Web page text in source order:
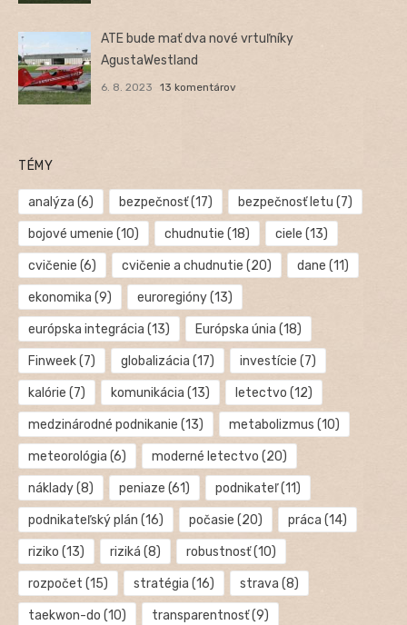
ATE bude mať dva nové vrtuľníky
AgustaWestland
6. 8. 2023 13 komentárov
TÉMY
analýza (6) bezpečnosť(17) bezpečnosť letu (7)
bojové umenie (10) chudnutie (18) ciele (13)
cvičenie (6) cvičenie a chudnutie (20) dane (11)
ekonomika (9) euroregióny(13)
európska integrácia (13) Európska únia (18)
Finweek(7) globalizácia (17) investície (7)
kalórie (7) komunikácia (13) letectvo (12)
medzinárodné podnikanie (13) metabolizmus (10)
meteorológia (6) moderné letectvo (20)
náklady(8) peniaze (61) podnikateľ(11)
podnikateľský plán (16) počasie (20) práca (14)
riziko (13) riziká (8) robustnosť(10)
rozpočet (15) stratégia (16) strava (8)
taekwon-do (10) transparentnosť(9)